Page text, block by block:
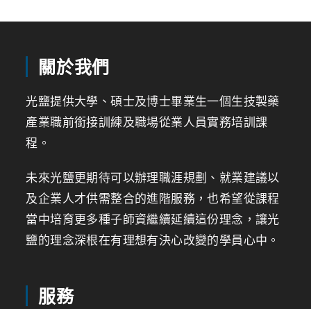
關於我們
光鹽提供大學、碩士及博士畢業生一個生技製藥
產業職前銜接訓練及職場從業人員實務培訓課
程。
未來光鹽更期待可以辦理職涯規劃、就業建議以
及企業人才供需整合的進階服務，也希望從課程
當中培育更多種子師資繼續延續這份理念，讓光
鹽的理念深根在有理想有決心改變的學員心中。
服務